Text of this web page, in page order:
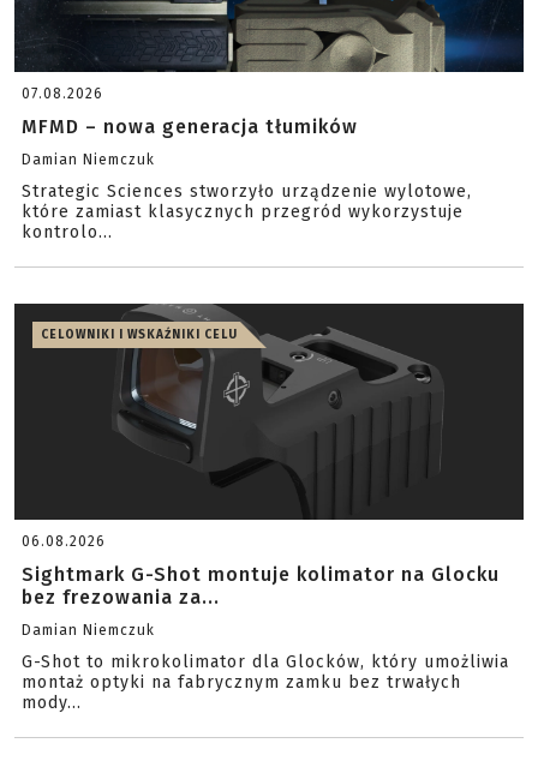
07.08.2026
MFMD – nowa generacja tłumików
Damian Niemczuk
Strategic Sciences stworzyło urządzenie wylotowe,
które zamiast klasycznych przegród wykorzystuje
kontrolo...
CELOWNIKI I WSKAŹNIKI CELU
06.08.2026
Sightmark G-Shot montuje kolimator na Glocku
bez frezowania za...
Damian Niemczuk
G-Shot to mikrokolimator dla Glocków, który umożliwia
montaż optyki na fabrycznym zamku bez trwałych
mody...